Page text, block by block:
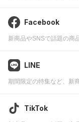
Facebook
新商品やSNSで話題の商
LINE
期間限定の特集など、新
TikTok